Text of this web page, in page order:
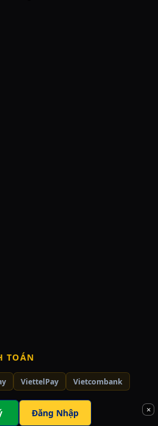
TOÁN
ViettelPay
Vietcombank
×
Đăng Nhập